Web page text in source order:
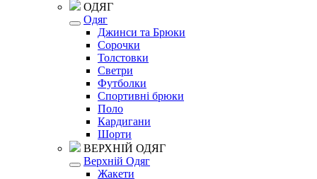
ОДЯГ
Одяг
Джинси та Брюки
Сорочки
Толстовки
Светри
Футболки
Спортивні брюки
Поло
Кардигани
Шорти
ВЕРХНІЙ ОДЯГ
Верхній Одяг
Жакети